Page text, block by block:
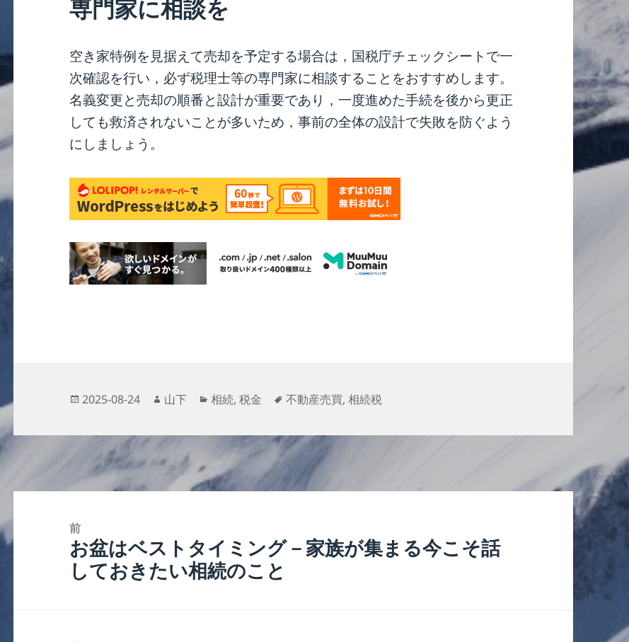
専門家に相談を
空き家特例を見据えて売却を予定する場合は，国税庁チェックシートで一
次確認を行い，必ず税理士等の専門家に相談することをおすすめします。
名義変更と売却の順番と設計が重要であり，一度進めた手続を後から更正
しても救済されないことが多いため，事前の全体の設計で失敗を防ぐよう
にしましょう。
投
日:
2025-08-24
作
者
山下
カ
ゴ
相続,税金
タ
不動産売買,相続税
ナ
前
前
の
お盆はベストタイミング－家族が集まる今こそ話
しておきたい相続のこと